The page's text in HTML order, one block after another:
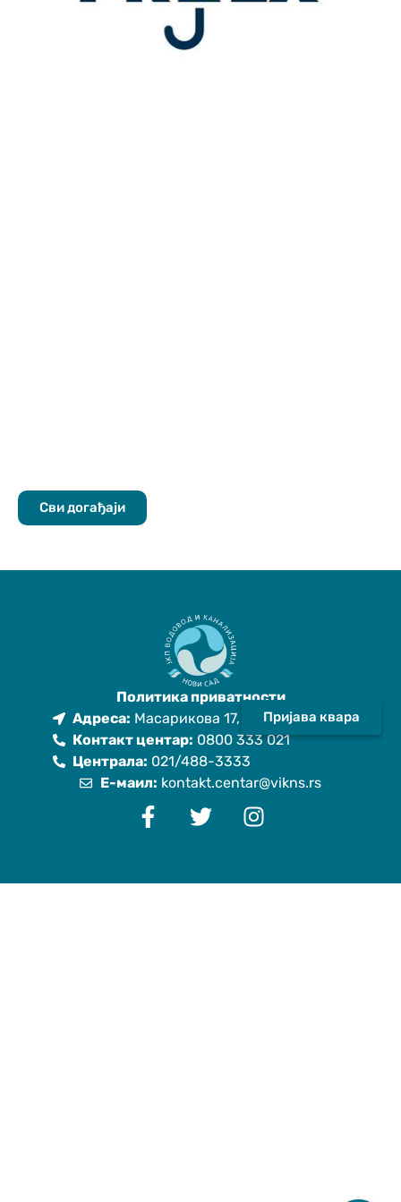
Сви догађаји
Пријава квара
Политика приватности
Адреса: Масарикова 17, 21101 Нови Сад
Контакт центар: 0800 333 021
Централа: 021/488-3333
Е-маил: kontakt.centar@vikns.rs